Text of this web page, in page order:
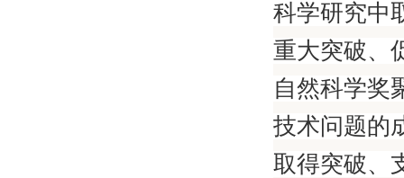
科学研究中
重大突破、
自然科学奖
技术问题的
取得突破、